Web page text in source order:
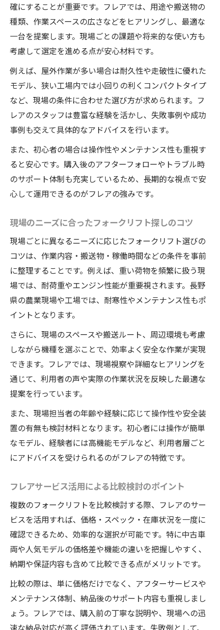
確にすることが重要です。フレアでは、用途や搬送物の
種類、作業スペースの広さなどをヒアリングし、最適な
一台を提案します。現場ごとの課題や将来的な使い方も
考慮して選定を進める点が安心材料です。
例えば、屋外作業が多い場合は耐久性や走破性に優れた
モデル、狭い工場内では小回りの利くコンパクトタイプ
など、現場の条件に合わせた選び方が求められます。フ
レアのスタッフは豊富な経験を活かし、失敗事例や成功
事例も交えて具体的なアドバイスを行います。
また、初心者の場合は操作性やメンテナンス性も重視す
ると安心です。購入後のアフターフォローやトラブル時
のサポート体制も充実しているため、長期的な視点で安
心して運用できるのがフレアの強みです。
現場のニーズに合ったフォークリフト探しのコツ
現場ごとに異なるニーズに応じたフォークリフト選びの
コツは、作業内容・搬送物・稼働時間などの条件を事前
に整理することです。例えば、重い荷物を頻繁に扱う現
場では、耐荷重やエンジン性能が重要視されます。長野
県の農業現場や工場では、耐寒性やメンテナンス性もポ
イントとなります。
さらに、現場のスペースや搬送ルート、周辺環境も考慮
しながら機種を選ぶことで、効率よく安全な作業が実現
できます。フレアでは、現場視察や詳細なヒアリングを
通じて、利用者の声や実際の作業状況を反映した最適な
提案を行っています。
また、現場担当者の年齢や経験に応じて操作性や安全装
置の有無も検討材料となります。初心者には操作が簡単
なモデル、経験者には高機能モデルなど、利用者層ごと
にアドバイスを受けられるのがフレアの特徴です。
フレアサービス活用による比較検討のポイント
複数のフォークリフトを比較検討する際、フレアのサー
ビスを活用すれば、価格・スペック・在庫状況を一度に
確認できるため、効率的な選択が可能です。特に中古車
両や人気モデルの価格差や機能の違いを把握しやすく、
納期や保証内容も含めて比較できる点がメリットです。
比較の際は、単に価格だけでなく、アフターサービスや
メンテナンス体制、納品後のサポート内容も重視しまし
ょう。フレアでは、購入前の丁寧な説明や、現場への迅
速な納品対応が高く評価されています。失敗例として、